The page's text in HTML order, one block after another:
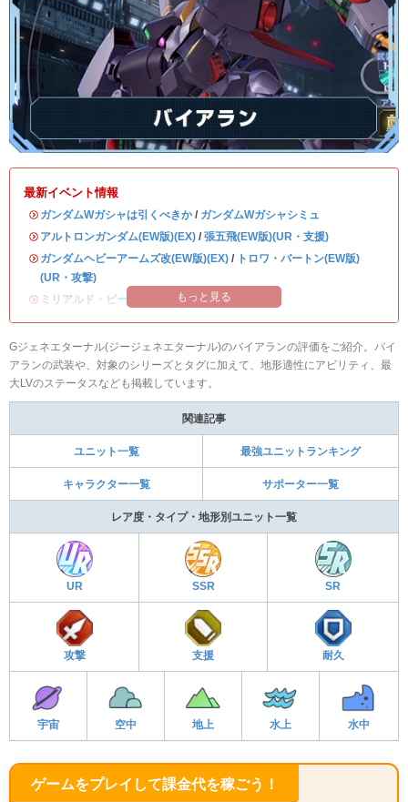
最新イベント情報
・ ガンダムWガシャは引くべきか/ ガンダムWガシャシミュ
・ アルトロンガンダム(EW版)(EX) / 張五飛(EW版)(UR・支援)
・ ガンダムヘビーアームズ改(EW版)(EX) / トロワ・バートン(EW版)
(UR・攻撃)
・ ミリアルド・ピースクラフト&リーブラ
もっと見る
Gジェネエターナル(ジージェネエターナル)のバイアランの評価をご紹介。バイ
アランの武装や、対象のシリーズとタグに加えて、地形適性にアビリティ、最
大LVのステータスなども掲載しています。
関連記事
ユニット一覧 最強ユニットランキング
キャラクター一覧 サポーター一覧
レア度・タイプ・地形別ユニット一覧
UR SSR SR
攻撃 支援 耐久
宇宙 空中 地上 水上 水中
ゲームをプレイして課金代を稼ごう！